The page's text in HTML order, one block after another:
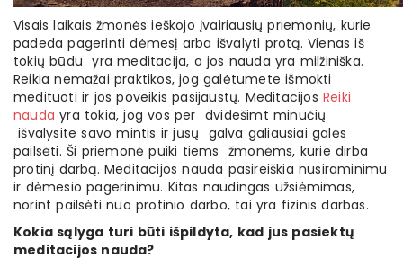
Visais laikais žmonės ieškojo įvairiausių priemonių, kurie
padeda pagerinti dėmesį arba išvalyti protą. Vienas iš
tokių būdu yra meditacija, o jos nauda yra milžiniška.
Reikia nemažai praktikos, jog galėtumete išmokti
medituoti ir jos poveikis pasijaustų. Meditacijos Reiki
nauda yra tokia, jog vos per dvidešimt minučių
išvalysite savo mintis ir jūsų galva galiausiai galės
pailsėti. Ši priemonė puiki tiems žmonėms, kurie dirba
protinį darbą. Meditacijos nauda pasireiškia nusiraminimu
ir dėmesio pagerinimu. Kitas naudingas užsiėmimas,
norint pailsėti nuo protinio darbo, tai yra fizinis darbas.
Kokia sąlyga turi būti išpildyta, kad jus pasiektų
meditacijos nauda?